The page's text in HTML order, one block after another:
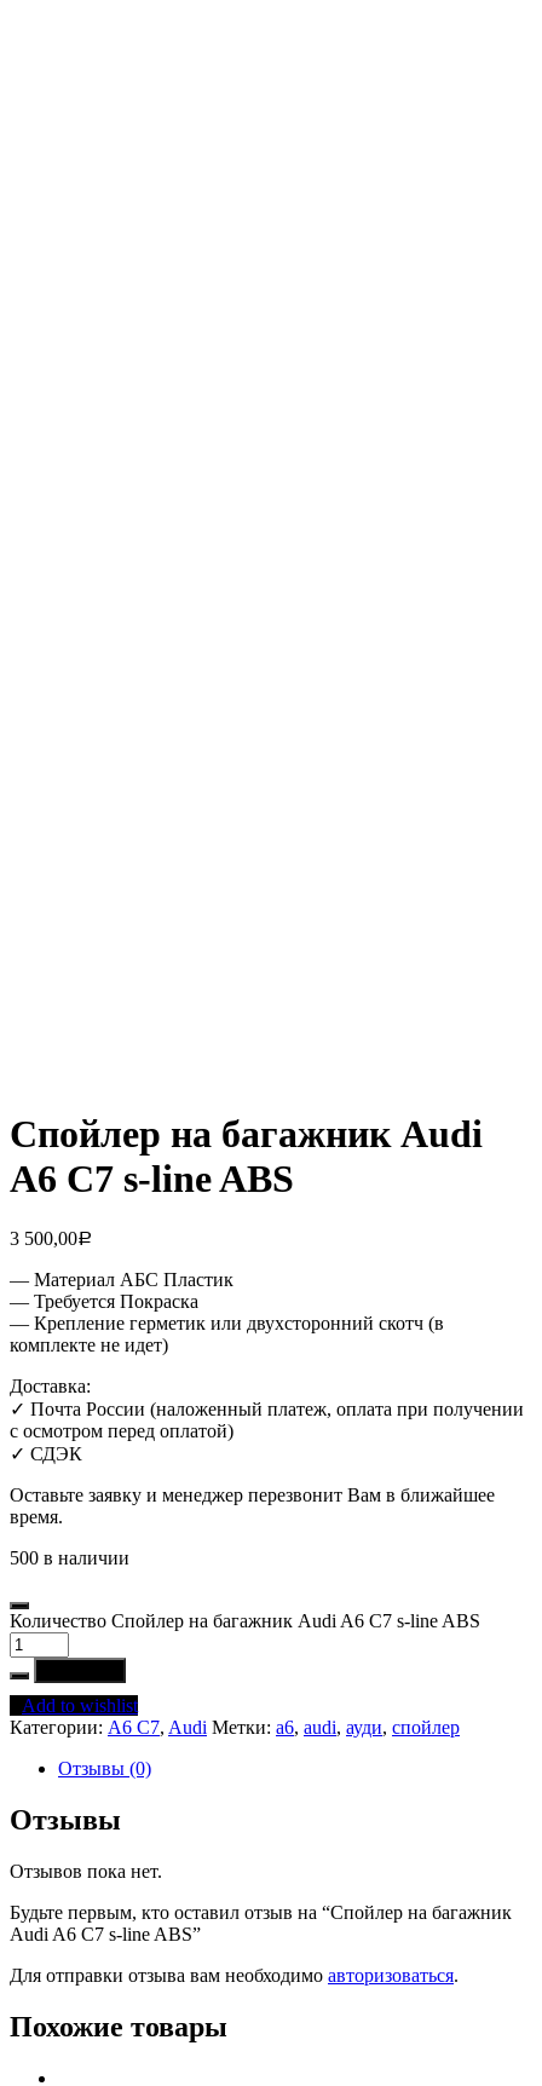
Спойлер на багажник Audi
A6 C7 s-line ABS
3 500,00Р
— Материал АБС Пластик
— Требуется Покраска
— Крепление герметик или двухсторонний скотч (в
комплекте не идет)
Доставка:
✓ Почта России (наложенный платеж, оплата при получении
с осмотром перед оплатой)
✓ СДЭК
Оставьте заявку и менеджер перезвонит Вам в ближайшее
время.
500 в наличии
Количество Спойлер на багажник Audi A6 C7 s-line ABS
Add to wishlist
Категории: A6 C7, Audi Метки: a6, audi, ауди, спойлер
Отзывы (0)
Отзывы
Отзывов пока нет.
Будьте первым, кто оставил отзыв на “Спойлер на багажник
Audi A6 C7 s-line ABS”
Для отправки отзыва вам необходимо авторизоваться.
Похожие товары